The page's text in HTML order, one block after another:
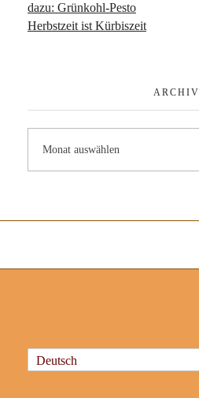
dazu: Grünkohl-Pesto
Herbstzeit ist Kürbiszeit
ARCHIV
Deutsch